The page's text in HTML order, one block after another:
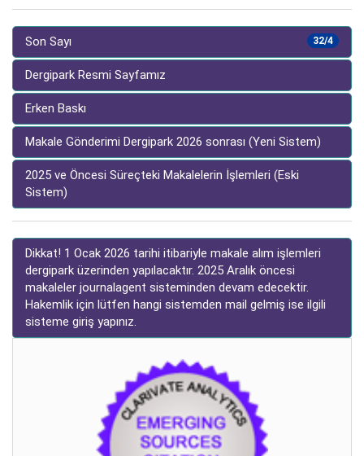
32/4
Son Sayı
Dergipark Resmi Sayfamız
Erken Baskı
Makale Gönderimi Dergipark 2026 sonrası (Yeni Sistem)
2025 ve Öncesi Süreçteki Makalelerin İşlemleri (Eski
Sistem)
Dikkat! 1 Ocak 2026 tarihi itibariyle makale alım işlemleri
dergipark üzerinden yapılacaktır. 2025 Aralık öncesi
makaleler journalagent sisteminden devam edecektir.
Hakemlik için lütfen hangi sistemden mail gelmiş ise ilgili
sisteme giriş yapınız.